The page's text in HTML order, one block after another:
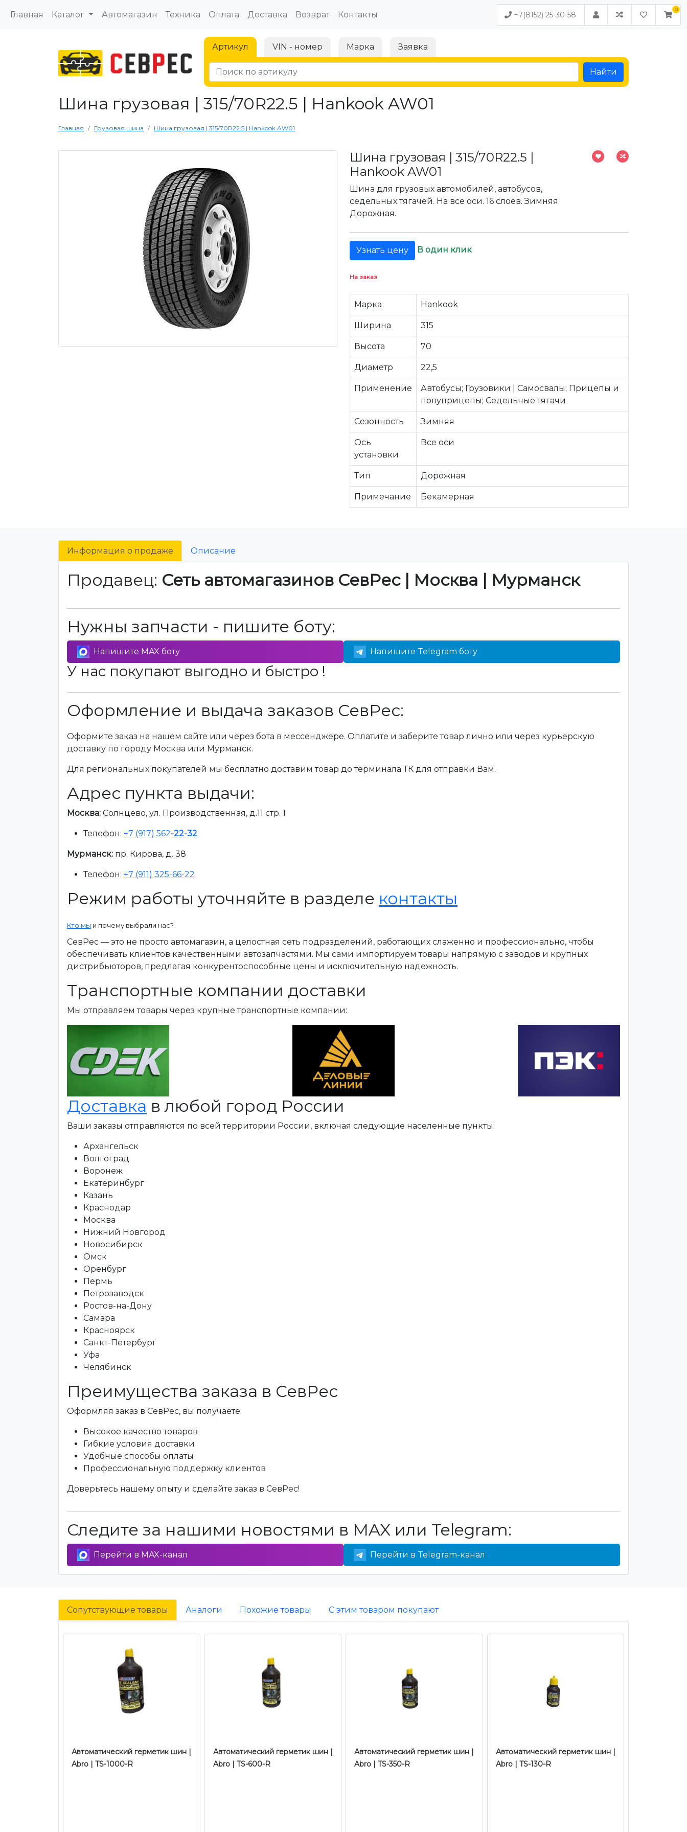
Главная Каталог Автомагазин Техника Оплата Доставка Возврат Контакты +7(8152) 25-30-58
Артикул VIN - номер Марка Заявка
Найти
Шина грузовая | 315/70R22.5 | Hankook AW01
Главная Грузовая шина Шина грузовая | 315/70R22.5 | Hankook AW01
Шина грузовая | 315/70R22.5 |
Hankook AW01
Шина для грузовых автомобилей, автобусов,
седельных тягачей. На все оси. 16 слоёв. Зимняя.
Дорожная.
Узнать цену В один клик
На заказ
Марка Hankook
Ширина 315
Высота 70
Диаметр 22,5
Применение
Автобусы; Грузовики | Самосвалы; Прицепы и
полуприцепы; Седельные тягачи
Сезонность Зимняя
Ось
установки
Все оси
Тип Дорожная
Примечание Бекамерная
Информация о продаже Описание
Продавец: Сеть автомагазинов СевРес | Москва | Мурманск
Нужны запчасти - пишите боту:
Напишите MAX боту Напишите Telegram боту
У нас покупают выгодно и быстро !
Оформление и выдача заказов СевРес:
Оформите заказ на нашем сайте или через бота в мессенджере. Оплатите и заберите товар лично или через курьерскую
доставку по городу Москва или Мурманск.
Для региональных покупателей мы бесплатно доставим товар до терминала ТК для отправки Вам.
Адрес пункта выдачи:
Москва: Солнцево, ул. Производственная, д.11 стр. 1
Телефон: +7 (917) 562-22-32
Мурманск: пр. Кирова, д. 38
Телефон: +7 (911) 325-66-22
Режим работы уточняйте в разделе контакты
Кто мы и почему выбрали нас?
СевРес — это не просто автомагазин, а целостная сеть подразделений, работающих слаженно и профессионально, чтобы
обеспечивать клиентов качественными автозапчастями. Мы сами импортируем товары напрямую с заводов и крупных
дистрибьюторов, предлагая конкурентоспособные цены и исключительную надежность.
Транспортные компании доставки
Мы отправляем товары через крупные транспортные компании:
Доставка в любой город России
Ваши заказы отправляются по всей территории России, включая следующие населенные пункты:
Архангельск
Волгоград
Воронеж
Екатеринбург
Казань
Краснодар
Москва
Нижний Новгород
Новосибирск
Омск
Оренбург
Пермь
Петрозаводск
Ростов-на-Дону
Самара
Красноярск
Санкт-Петербург
Уфа
Челябинск
Преимущества заказа в СевРес
Оформляя заказ в СевРес, вы получаете:
Высокое качество товаров
Гибкие условия доставки
Удобные способы оплаты
Профессиональную поддержку клиентов
Доверьтесь нашему опыту и сделайте заказ в СевРес!
Следите за нашими новостями в MAX или Telegram:
Перейти в MAX-канал Перейти в Telegram-канал
Сопутствующие товары Аналоги Похожие товары С этим товаром покупают
Автоматический герметик шин |
Abro | TS-1000-R
Автоматический герметик шин |
Abro | TS-600-R
Автоматический герметик шин |
Abro | TS-350-R
Автоматический герметик шин |
Abro | TS-130-R